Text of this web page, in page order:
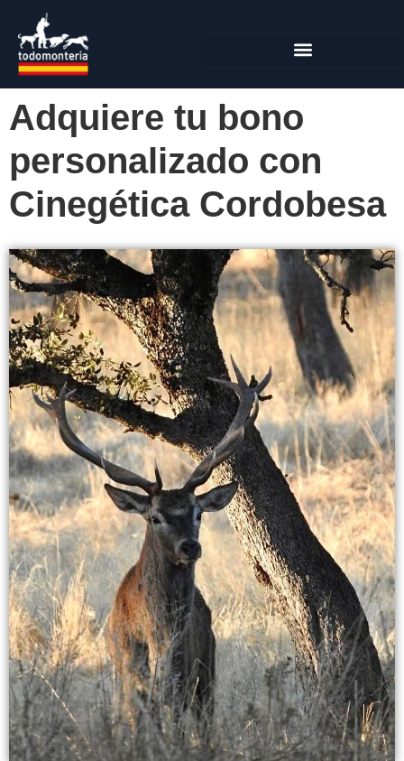
Adquiere tu bono
personalizado con
Cinegética Cordobesa